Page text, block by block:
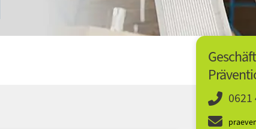
0621